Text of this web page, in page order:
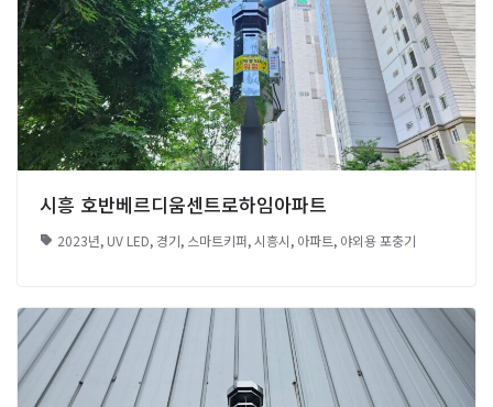
시흥 호반베르디움센트로하임아파트
2023년, UV LED, 경기, 스마트키퍼,시흥시, 아파트, 야외용 포충기